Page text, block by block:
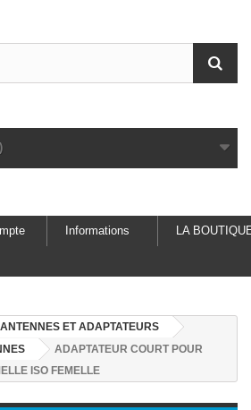
Informations LA
ANTENNES ET ADAPTATEURS
ADAPTATEUR COURT POUR
ISO FEMELLE